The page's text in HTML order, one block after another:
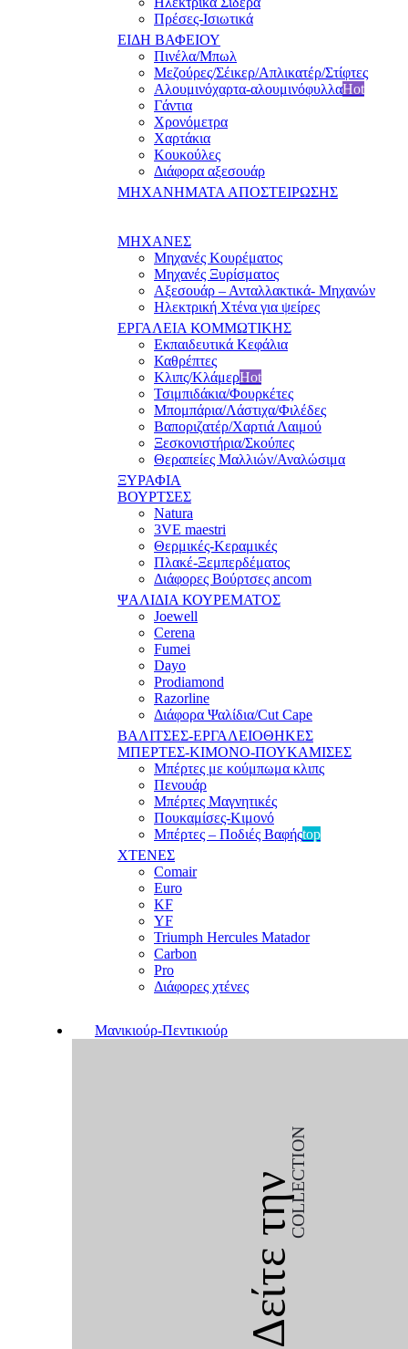
Πρέσες-Ισιωτικά
ΕΙΔΗ ΒΑΦΕΙΟΥ
Πινέλα/Μπωλ
Μεζούρες/Σέικερ/Απλικατέρ/Στίφτες
Αλουμινόχαρτα-αλουμινόφυλλαHot
Γάντια
Χρονόμετρα
Χαρτάκια
Κουκούλες
Διάφορα αξεσουάρ
ΜΗΧΑΝΗΜΑΤΑ ΑΠΟΣΤΕΙΡΩΣΗΣ
ΜΗΧΑΝΕΣ
Μηχανές Κουρέματος
Μηχανές Ξυρίσματος
Αξεσουάρ – Ανταλλακτικά- Μηχανών
Ηλεκτρική Χτένα για ψείρες
ΕΡΓΑΛΕΙΑ ΚΟΜΜΩΤΙΚΗΣ
Εκπαιδευτικά Κεφάλια
Καθρέπτες
Κλιπς/ΚλάμερHot
Τσιμπιδάκια/Φουρκέτες
Μπομπάρια/Λάστιχα/Φιλέδες
Βαποριζατέρ/Χαρτιά Λαιμού
Ξεσκονιστήρια/Σκούπες
Θεραπείες Μαλλιών/Αναλώσιμα
ΞΥΡΑΦΙΑ
ΒΟΥΡΤΣΕΣ
Natura
3VE maestri
Θερμικές-Κεραμικές
Πλακέ-Ξεμπερδέματος
Διάφορες Βούρτσες ancom
ΨΑΛΙΔΙΑ ΚΟΥΡΕΜΑΤΟΣ
Joewell
Cerena
Fumei
Dayo
Prodiamond
Razorline
Διάφορα Ψαλίδια/Cut Cape
ΒΑΛΙΤΣΕΣ-ΕΡΓΑΛΕΙΟΘΗΚΕΣ
ΜΠΕΡΤΕΣ-ΚΙΜΟΝΟ-ΠΟΥΚΑΜΙΣΕΣ
Μπέρτες με κούμπωμα κλιπς
Πενουάρ
Μπέρτες Μαγνητικές
Πουκαμίσες-Κιμονό
Μπέρτες – Ποδιές Βαφήςtop
ΧΤΕΝΕΣ
Comair
Euro
KF
YF
Triumph Hercules Matador
Carbon
Pro
Διάφορες χτένες
Μανικιούρ-Πεντικιούρ
Δείτε τηνCOLLECTION